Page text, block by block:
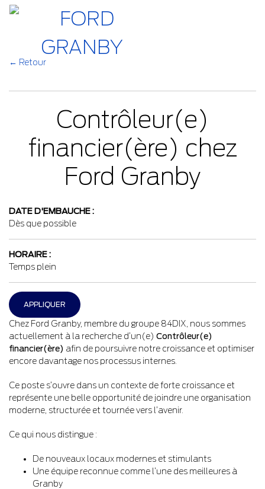
← Retour
Contrôleur(e)
financier(ère) chez
Ford Granby
DATE D'EMBAUCHE :
Dès que possible
HORAIRE :
Temps plein
APPLIQUER
Chez Ford Granby, membre du groupe 84DIX, nous sommes
actuellement à la recherche d’un(e) Contrôleur(e)
financier(ère) afin de poursuivre notre croissance et optimiser
encore davantage nos processus internes.
Ce poste s’ouvre dans un contexte de forte croissance et
représente une belle opportunité de joindre une organisation
moderne, structurée et tournée vers l’avenir.
Ce qui nous distingue :
De nouveaux locaux modernes et stimulants
Une équipe reconnue comme l’une des meilleures à
Granby